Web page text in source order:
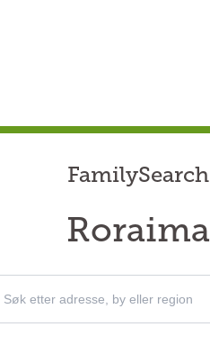
FamilySearch
Roraima